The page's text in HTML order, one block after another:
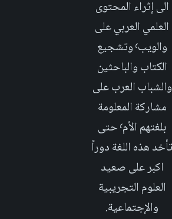
الى إثراء المحتوى
العلمي العربي على
والويب٬ وتشجيع
الكتاب والباحثين
والشباب العرب على
مشاركة المعلومة
بلغتهم الأم٬ حتى
تأخد هذه اللغة دوراً
اكبر على صعيد
العلوم التجريبية
والإجتماعية.